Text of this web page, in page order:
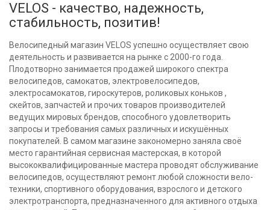
VELOS - качество, надежность,
стабильность, позитив!
Велосипедный магазин VELOS успешно осуществляет свою
деятельность и развивается на рынке с 2000-го года.
Плодотворно занимается продажей широкого спектра
велосипедов, самокатов, электровелосипедов,
электросамокатов, гироскутеров, роликовых коньков ,
скейтов, запчастей и прочих товаров производителей
ведущих мировых брендов, способного удовлетворить
запросы и требования самых различных и искушённых
покупателей. В самом магазине закономерно заняла своё
место гарантийная сервисная мастерская, в которой
высококвалифицированные мастера проводят обслуживание
велосипедов, осуществляют ремонт любой сложности вело-
техники, спортивного оборудования, взрослого и детского
электротранспорта, предназначенного для активного отдыха